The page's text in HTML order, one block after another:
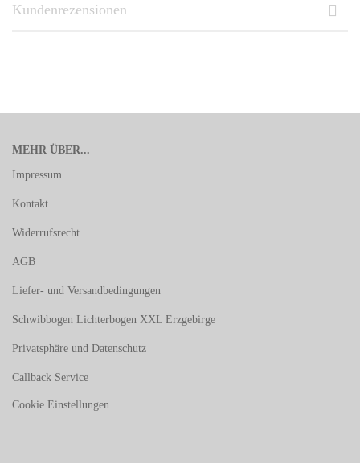
Kundenrezensionen
MEHR ÜBER...
Impressum
Kontakt
Widerrufsrecht
AGB
Liefer- und Versandbedingungen
Schwibbogen Lichterbogen XXL Erzgebirge
Privatsphäre und Datenschutz
Callback Service
Cookie Einstellungen